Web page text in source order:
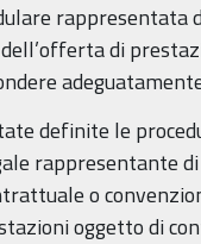
rappresentata
di
definite le
rappresentante
o
oggetto di